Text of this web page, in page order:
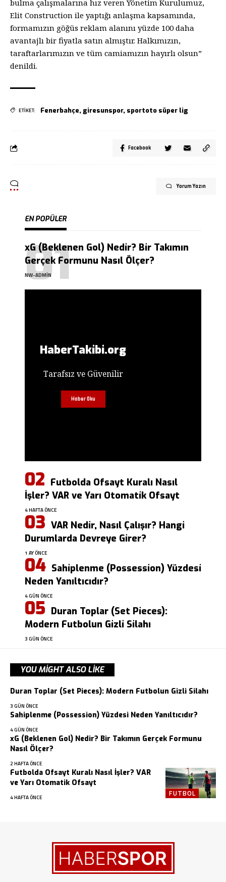
bulma çalışmalarına hız veren Yönetim Kurulumuz,
Elit Construction ile yaptığı anlaşma kapsamında,
formamızın göğüs reklam alanını yüzde 100 daha
avantajlı bir fiyatla satın almıştır. Halkımızın,
taraftarlarımızın ve tüm camiamızın hayırlı olsun”
denildi.
ETİKET: Fenerbahçe, giresunspor, sportoto süper lig
Facebook
Yorum Yazın
EN POPÜLER
xG (Beklenen Gol) Nedir? Bir Takımın
Gerçek Formunu Nasıl Ölçer?
NW-ADMIN
HaberTakibi.org
Tarafsız ve Güvenilir
Haber Oku
Futbolda Ofsayt Kuralı Nasıl
İşler? VAR ve Yarı Otomatik Ofsayt
4 HAFTA ÖNCE
VAR Nedir, Nasıl Çalışır? Hangi
Durumlarda Devreye Girer?
1 AY ÖNCE
Sahiplenme (Possession) Yüzdesi
Neden Yanıltıcıdır?
4 GÜN ÖNCE
Duran Toplar (Set Pieces):
Modern Futbolun Gizli Silahı
3 GÜN ÖNCE
YOU MIGHT ALSO LIKE
Duran Toplar (Set Pieces): Modern Futbolun Gizli Silahı
3 GÜN ÖNCE
Sahiplenme (Possession) Yüzdesi Neden Yanıltıcıdır?
4 GÜN ÖNCE
xG (Beklenen Gol) Nedir? Bir Takımın Gerçek Formunu
Nasıl Ölçer?
2 HAFTA ÖNCE
FUTBOL
Futbolda Ofsayt Kuralı Nasıl İşler? VAR
ve Yarı Otomatik Ofsayt
4 HAFTA ÖNCE